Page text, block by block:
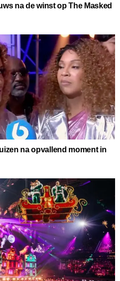
na de winst op The Masked
na opvallend moment in